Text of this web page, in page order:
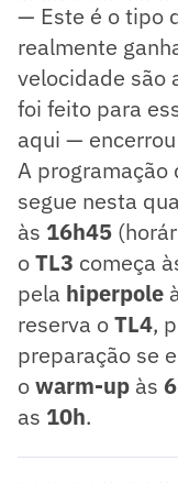
— Este é o tipo
realmente
velocidade são
foi feito para
aqui —
A programação
segue nesta
às 16h45
oTL3 começa
pela hiperpole
reserva oTL4,
preparação se
owarm-up às
as 10h.